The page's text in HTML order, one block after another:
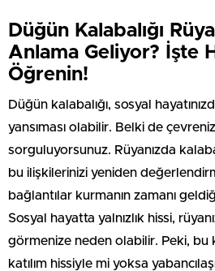
Düğün Kalabalığı
Anlama Geliyor? İşte
Öğrenin!
Düğün kalabalığı, sosyal
yansıması olabilir. Belki de
sorguluyorsunuz. Rüyanızda
bu ilişkilerinizi yeniden
bağlantılar kurmanın zamanı
Sosyal hayatta yalnızlık hissi,
görmenize neden olabilir. Peki, bu
katılım hissiyle mi yoksa